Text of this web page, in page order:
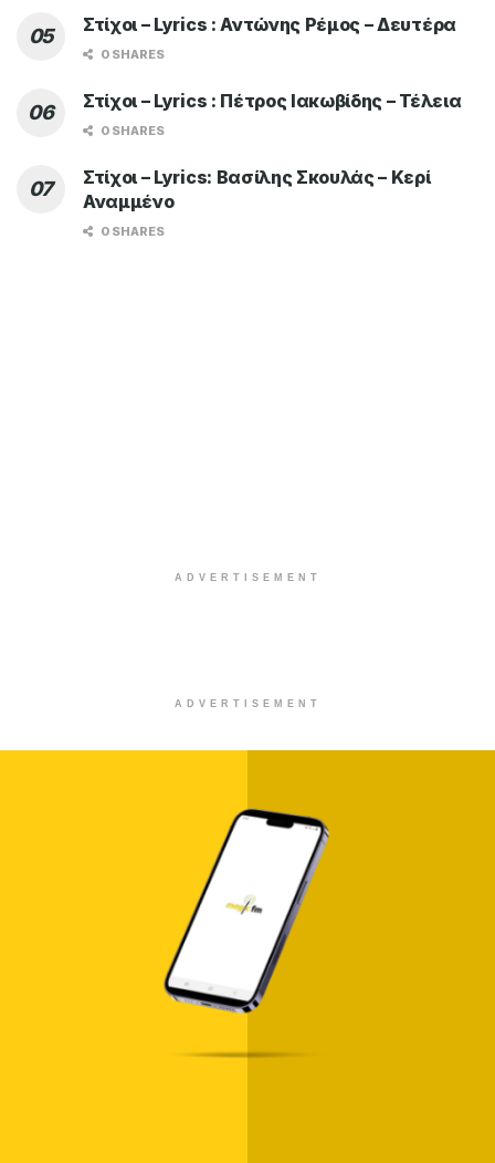
Στίχοι – Lyrics : Αντώνης Ρέμος – Δευτέρα
0 SHARES
Στίχοι – Lyrics : Πέτρος Ιακωβίδης – Τέλεια
0 SHARES
Στίχοι – Lyrics: Βασίλης Σκουλάς – Κερί
Αναμμένο
0 SHARES
ADVERTISEMENT
ADVERTISEMENT